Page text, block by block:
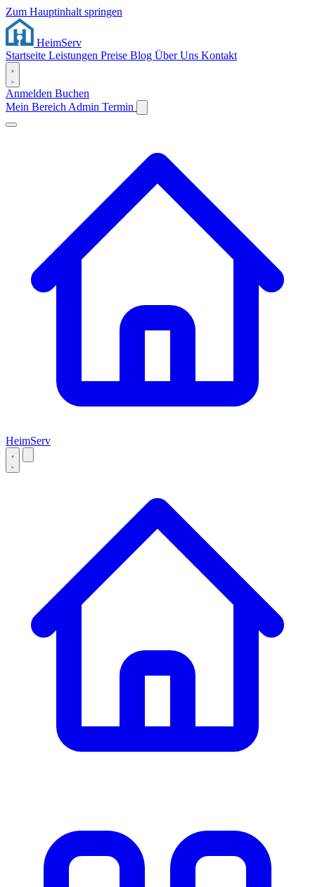
Zum Hauptinhalt springen
HeimServ
Startseite Leistungen Preise Blog Über Uns Kontakt
Anmelden Buchen
Mein Bereich Admin Termin
HeimServ